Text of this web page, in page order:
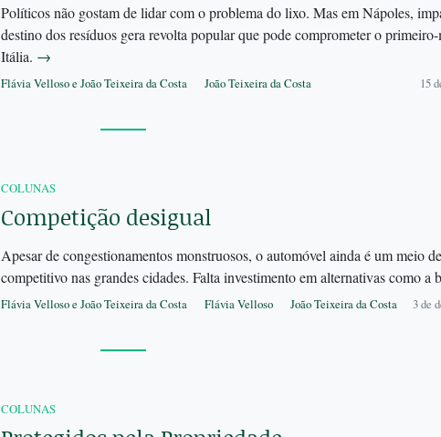
Políticos não gostam de lidar com o problema do lixo. Mas em Nápoles,
destino dos resíduos gera revolta popular que pode comprometer o
Itália. →
Flávia Velloso e João Teixeira da Costa João Teixeira da Costa 15
COLUNAS
Competição desigual
Apesar de congestionamentos monstruosos, o automóvel ainda é um meio
competitivo nas grandes cidades. Falta investimento em alternativas como a
Flávia Velloso e João Teixeira da Costa Flávia Velloso João Teixeira da Costa 3 de
COLUNAS